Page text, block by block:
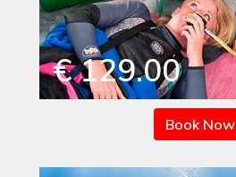
€ 129.00
Book Now